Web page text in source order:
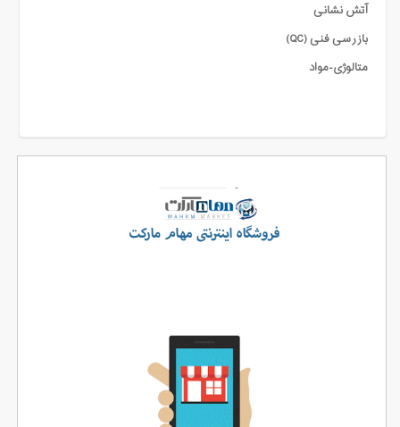
آتش نشانی
بازرسی فنی (QC)
متالوژی-مواد